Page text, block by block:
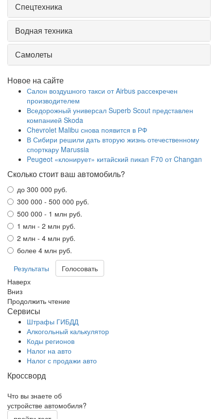
Спецтехника
Водная техника
Самолеты
Новое на сайте
Салон воздушного такси от Airbus рассекречен
производителем
Вседорожный универсал Superb Scout представлен
компанией Skoda
Chevrolet Malibu снова появится в РФ
В Сибири решили дать вторую жизнь отечественному
спорткару Marussia
Peugeot «клонирует» китайский пикап F70 от Changan
Сколько стоит ваш автомобиль?
до 300 000 руб.
300 000 - 500 000 руб.
500 000 - 1 млн руб.
1 млн - 2 млн руб.
2 млн - 4 млн руб.
более 4 млн руб.
Результаты
Наверх
Вниз
Продолжить чтение
Сервисы
Штрафы ГИБДД
Алкогольный калькулятор
Коды регионов
Налог на авто
Налог с продажи авто
Кроссворд
Что вы знаете об
устройстве автомобиля?